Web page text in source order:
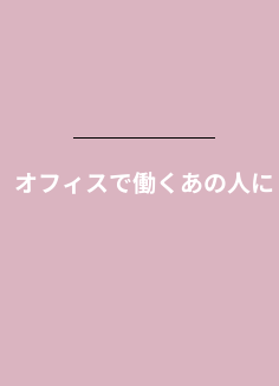
オフィスで働くあの人に